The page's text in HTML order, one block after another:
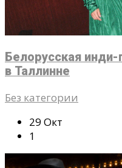
Белорусская
в Таллинне
Без категории
29 Окт
1